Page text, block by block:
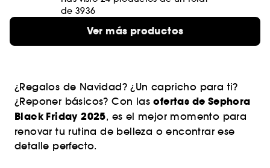
de 3936
Ver más productos
¿Regalos de Navidad? ¿Un capricho para ti?
¿Reponer básicos? Con lasofertas de Sephora
Black Friday 2025, es el mejor momento para
renovar tu rutina de belleza o encontrar ese
detalle perfecto.